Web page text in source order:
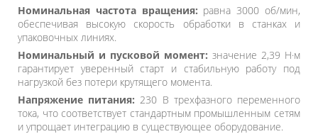
Номинальная частота вращения: равна 3000 об/мин,
обеспечивая высокую скорость обработки в станках и
упаковочных линиях.
Номинальный и пусковой момент: значение 2,39 Н·м
гарантирует уверенный старт и стабильную работу под
нагрузкой без потери крутящего момента.
Напряжение питания: 230 В трехфазного переменного
тока, что соответствует стандартным промышленным сетям
и упрощает интеграцию в существующее оборудование.